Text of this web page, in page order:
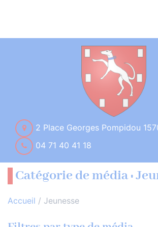
2 Place Georges Pompidou
04 71 40 41 18
Catégorie de média :
Accueil / Jeunesse